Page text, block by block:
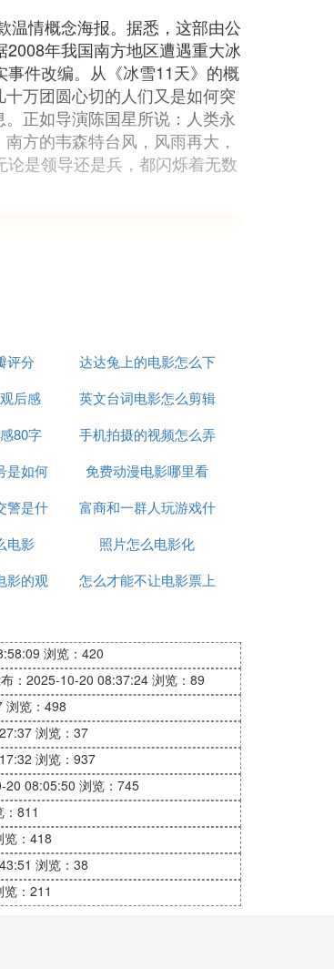
温情概念海报。据悉，这部由公
年我国南方地区遭遇重大冰
件改编。从《冰雪11天》的概
万团圆心切的人们又是如何突
正如导演陈国星所说：人类永
方的韦森特台风，风雨再大，
是领导还是兵，都闪烁着无数
堵后改道废弃省道遇险而最终
往湖南长沙车牌号为湘A-158
可能通行。
车身向后斜滑出去，一只后轮
木屋没有多少粮食，覃叔和桂
孕妻子的华仔，被警察当成携
伍拨开积雪发现了车辙印，并
安全挑战。
评分
达达兔上的电影怎么下
载
后感
英文台词电影怎么剪辑
80字
手机拍摄的视频怎么弄
成电影
是如何
免费动漫电影哪里看
警是什
富商和一群人玩游戏什
么电影
电影
照片怎么电影化
影的观
怎么才能不让电影票上
浏览：420
：2025-10-20 08:37:24浏览：89
浏览：498
浏览：37
浏览：937
20 08:05:50 浏览：745
：811
览：418
浏览：38
览：211